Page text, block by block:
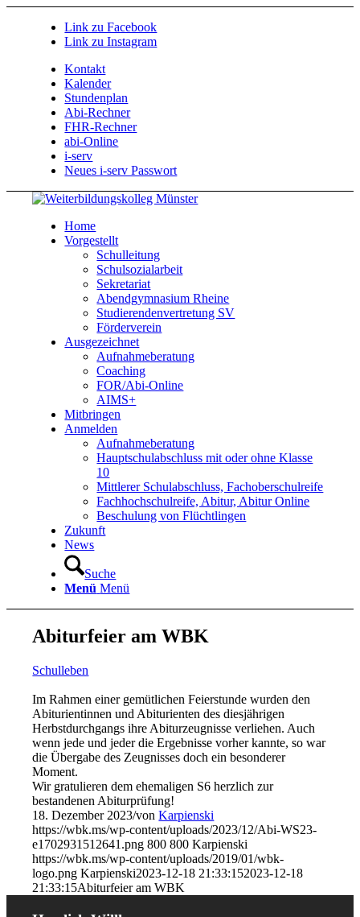
Link zu Facebook
Link zu Instagram
Kontakt
Kalender
Stundenplan
Abi-Rechner
FHR-Rechner
abi-Online
i-serv
Neues i-serv Passwort
Home
Vorgestellt
Schulleitung
Schulsozialarbeit
Sekretariat
Abendgymnasium Rheine
Studierendenvertretung SV
Förderverein
Ausgezeichnet
Aufnahmeberatung
Coaching
FOR/Abi-Online
AIMS+
Mitbringen
Anmelden
Aufnahmeberatung
Hauptschulabschluss mit oder ohne Klasse
10
Mittlerer Schulabschluss, Fachoberschulreife
Fachhochschulreife, Abitur, Abitur Online
Beschulung von Flüchtlingen
Zukunft
News
Suche
Menü Menü
Abiturfeier am WBK
Schulleben
Im Rahmen einer gemütlichen Feierstunde wurden den
Abiturientinnen und Abiturienten des diesjährigen
Herbstdurchgangs ihre Abiturzeugnisse verliehen. Auch
wenn jede und jeder die Ergebnisse vorher kannte, so war
die Übergabe des Zeugnisses doch ein besonderer
Moment.
Wir gratulieren dem ehemaligen S6 herzlich zur
bestandenen Abiturprüfung!
18. Dezember 2023/vonKarpienski
https://wbk.ms/wp-content/uploads/2023/12/Abi-WS23-
e1702931512641.png 800 800 Karpienski
https://wbk.ms/wp-content/uploads/2019/01/wbk-
logo.png Karpienski2023-12-18 21:33:152023-12-18
21:33:15Abiturfeier am WBK